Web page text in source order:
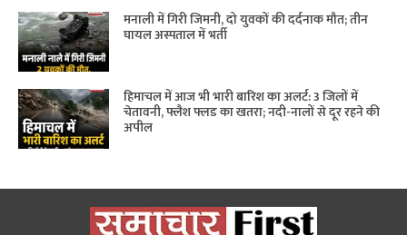
मनाली में गिरी जिमनी, दो युवकों की दर्दनाक मौत; तीन
घायल अस्पताल में भर्ती
हिमाचल में आज भी भारी बारिश का अलर्ट: 3 जिलों में
चेतावनी, फ्लैश फ्लड का खतरा; नदी-नालों से दूर रहने की
अपील